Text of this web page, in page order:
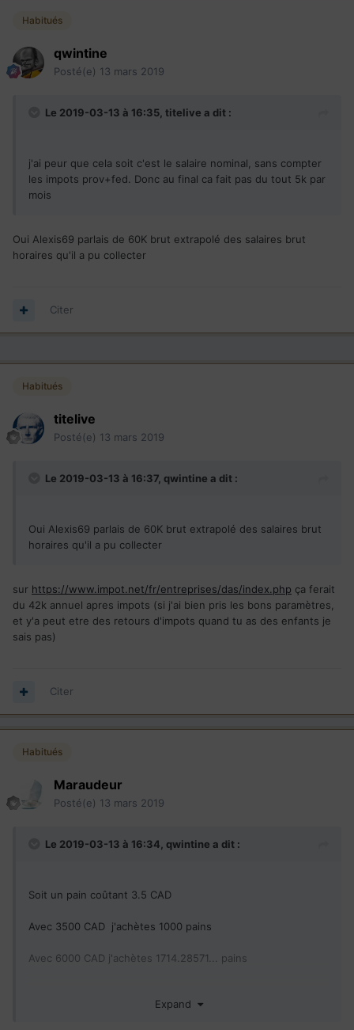
Habitués
qwintine
Posté(e) 13 mars 2019
Le 2019-03-13 à 16:35, titelive a dit :
j'ai peur que cela soit c'est le salaire nominal, sans compter
les impots prov+fed. Donc au final ca fait pas du tout 5k par
mois
Oui Alexis69 parlais de 60K brut extrapolé des salaires brut
horaires qu'il a pu collecter
Citer
Habitués
titelive
Posté(e) 13 mars 2019
Le 2019-03-13 à 16:37, qwintine a dit :
Oui Alexis69 parlais de 60K brut extrapolé des salaires brut
horaires qu'il a pu collecter
sur https://www.impot.net/fr/entreprises/das/index.php ça ferait
du 42k annuel apres impots (si j'ai bien pris les bons paramètres,
et y'a peut etre des retours d'impots quand tu as des enfants je
sais pas)
Citer
Habitués
Maraudeur
Posté(e) 13 mars 2019
Le 2019-03-13 à 16:34, qwintine a dit :
Soit un pain coûtant 3.5 CAD
Avec 3500 CAD j'achètes 1000 pains
Avec 6000 CAD j'achètes 1714.28571... pains
Expand